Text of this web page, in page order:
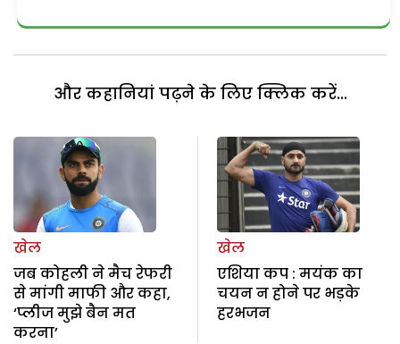
और कहानियां पढ़ने के लिए क्लिक करें...
खेल
जब कोहली ने मैच रेफरी
से मांगी माफी और कहा,
‘प्लीज मुझे बैन मत
करना’
खेल
एशिया कप : मयंक का
चयन न होने पर भड़के
हरभजन